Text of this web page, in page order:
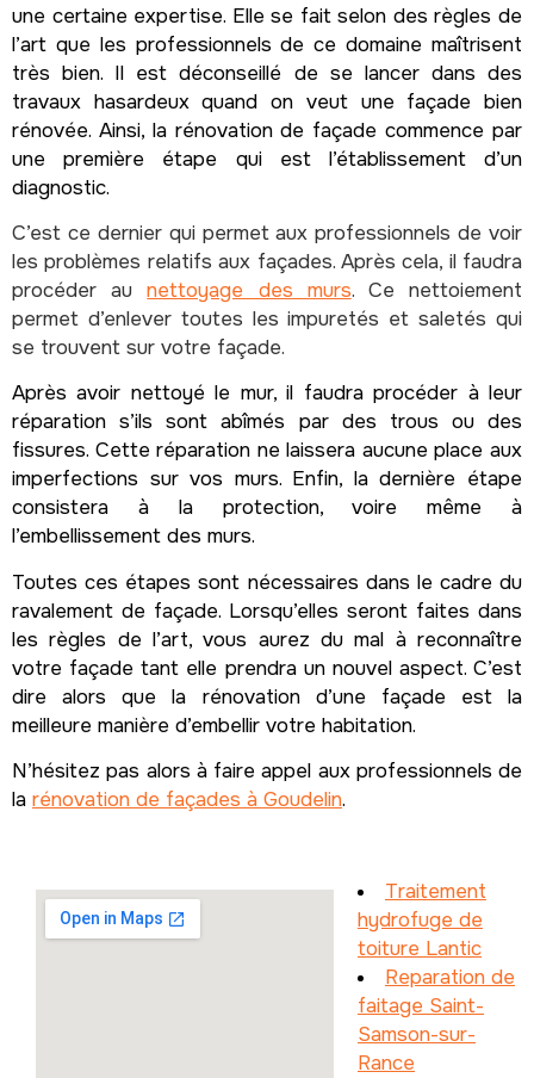
une certaine expertise. Elle se fait selon des règles de
l’art que les professionnels de ce domaine maîtrisent
très bien. Il est déconseillé de se lancer dans des
travaux hasardeux quand on veut une façade bien
rénovée. Ainsi, la rénovation de façade commence par
une première étape qui est l’établissement d’un
diagnostic.
C’est ce dernier qui permet aux professionnels de voir
les problèmes relatifs aux façades. Après cela, il faudra
procéder aunettoyage des murs. Ce nettoiement
permet d’enlever toutes les impuretés et saletés qui
se trouvent sur votre façade.
Après avoir nettoyé le mur, il faudra procéder à leur
réparation s’ils sont abîmés par des trous ou des
fissures. Cette réparation ne laissera aucune place aux
imperfections sur vos murs. Enfin, la dernière étape
consistera à la protection, voire même à
l’embellissement des murs.
Toutes ces étapes sont nécessaires dans le cadre du
ravalement de façade. Lorsqu’elles seront faites dans
les règles de l’art, vous aurez du mal à reconnaître
votre façade tant elle prendra un nouvel aspect. C’est
dire alors que la rénovation d’une façade est la
meilleure manière d’embellir votre habitation.
N’hésitez pas alors à faire appel aux professionnels de
la rénovation de façades à Goudelin.
Traitement
hydrofuge de
toiture Lantic
Reparation de
faitage Saint-
Samson-sur-
Rance